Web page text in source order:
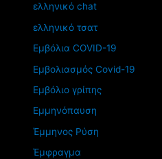
ελληνικό chat
ελληνικό τσατ
Εμβόλια COVID-19
Εμβολιασμός Covid-19
Εμβόλιο γρίπης
Εμμηνόπαυση
Έμμηνος Ρύση
Έμφραγμα